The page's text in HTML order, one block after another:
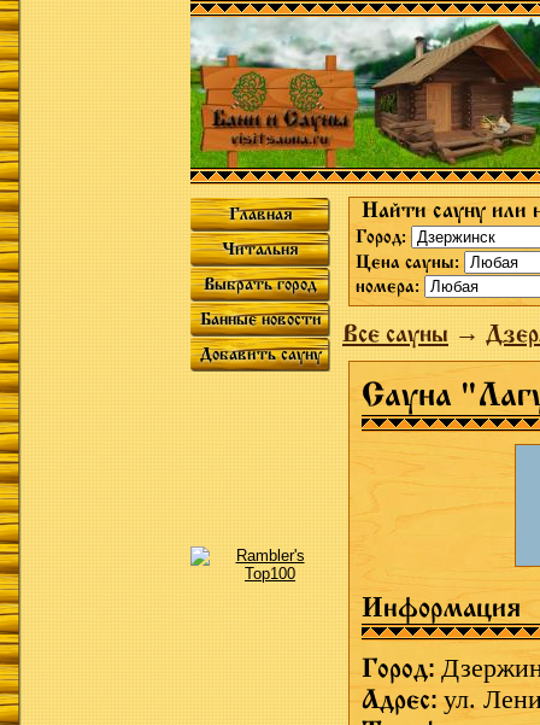
Главная
Читальня
Выбрать город
Банные новости
Добавить сауну
Найти сауну или
Город:
Цена сауны:
номера:
Все сауны→
Сауна
Информация
Город:
Адрес: ул.